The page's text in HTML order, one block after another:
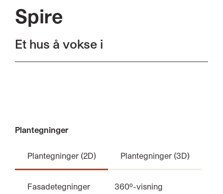
Spire
Et hus å vokse i
Plantegninger
Plantegninger (2D) Plantegninger (3D)
Fasadetegninger 360º-visning